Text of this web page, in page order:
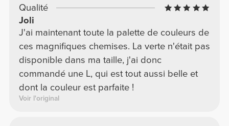
Qualité
Joli
J'ai maintenant toute la palette de couleurs de
ces magnifiques chemises. La verte n'était pas
disponible dans ma taille, j'ai donc
commandé une L, qui est tout aussi belle et
dont la couleur est parfaite !
Voir l'original